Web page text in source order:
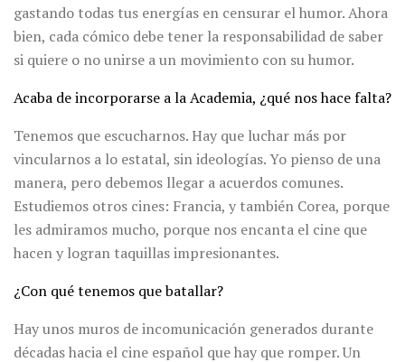
gastando todas tus energías en censurar el humor. Ahora
bien, cada cómico debe tener la responsabilidad de saber
si quiere o no unirse a un movimiento con su humor.
Acaba de incorporarse a la Academia, ¿qué nos hace falta?
Tenemos que escucharnos. Hay que luchar más por
vincularnos a lo estatal, sin ideologías. Yo pienso de una
manera, pero debemos llegar a acuerdos comunes.
Estudiemos otros cines: Francia, y también Corea, porque
les admiramos mucho, porque nos encanta el cine que
hacen y logran taquillas impresionantes.
¿Con qué tenemos que batallar?
Hay unos muros de incomunicación generados durante
décadas hacia el cine español que hay que romper. Un